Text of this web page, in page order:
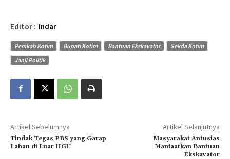
Editor : Indar
Pemkab Kotim Bupati Kotim Bantuan Ekskavator
Sekda Kotim
Janji Politik
Artikel Sebelumnya
Tindak Tegas PBS yang Garap
Lahan di Luar HGU
Artikel Selanjutnya
Masyarakat Antusias
Manfaatkan Bantuan
Ekskavator